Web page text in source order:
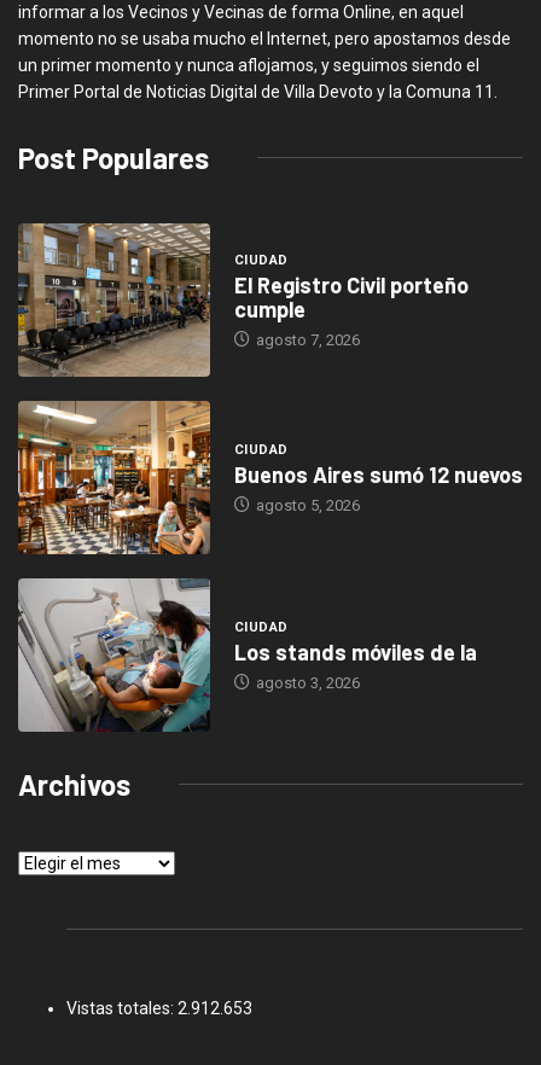
informar a los Vecinos y Vecinas de forma Online, en aquel
momento no se usaba mucho el Internet, pero apostamos desde
un primer momento y nunca aflojamos, y seguimos siendo el
Primer Portal de Noticias Digital de Villa Devoto y la Comuna 11.
Post Populares
CIUDAD
El Registro Civil porteño
cumple
agosto 7, 2026
CIUDAD
Buenos Aires sumó 12 nuevos
agosto 5, 2026
CIUDAD
Los stands móviles de la
agosto 3, 2026
Archivos
Archivos
Vistas totales: 2.912.653